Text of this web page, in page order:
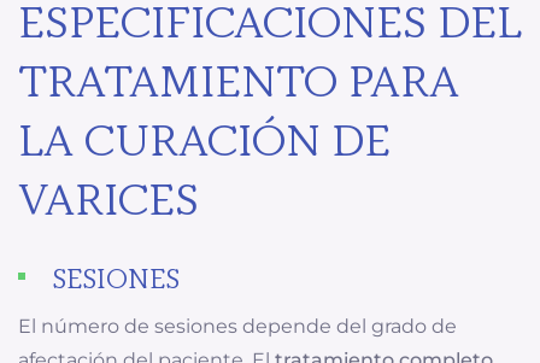
ESPECIFICACIONES DEL
TRATAMIENTO PARA
LA CURACIÓN DE
VARICES
SESIONES
El número de sesiones depende del grado de